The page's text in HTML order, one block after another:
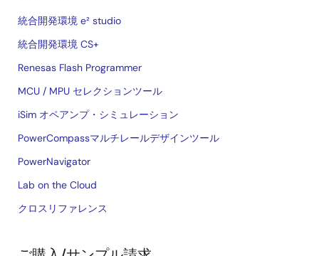
統合開発環境 e² studio
統合開発環境 CS+
Renesas Flash Programmer
MCU / MPU セレクションツール
iSim オペアンプ・シミュレーション
PowerCompassマルチレールデザインツール
PowerNavigator
Lab on the Cloud
クロスリファレンス